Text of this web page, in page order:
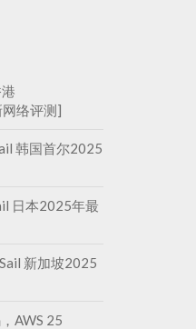
络评测]
韩国首尔2025
日本2025年最
新加坡2025
AWS 25